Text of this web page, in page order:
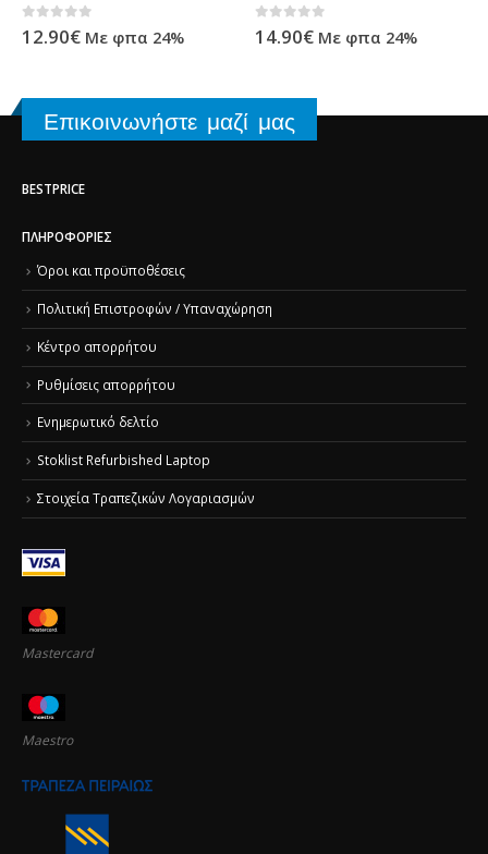
0 out of 5
12.90€ Με φπα 24% 0 out of 5
14.90€ Με φπα 24%
Επικοινωνήστε μαζί μας
BESTPRICE
ΠΛΗΡΟΦΟΡΊΕΣ
Όροι και προϋποθέσεις
Πολιτική Επιστροφών / Υπαναχώρηση
Κέντρο απορρήτου
Ρυθμίσεις απορρήτου
Ενημερωτικό δελτίο
Stoklist Refurbished Laptop
Στοιχεία Τραπεζικών Λογαριασμών
Mastercard
Maestro